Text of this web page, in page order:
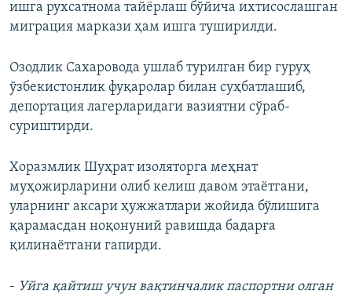
ишга рухсатнома тайёрлаш бўйича ихтисослашган
миграция маркази ҳам ишга туширилди.
Озодлик Сахаровода ушлаб турилган бир гуруҳ
ўзбекистонлик фуқаролар билан суҳбатлашиб,
депортация лагерларидаги вазиятни сўраб-
суриштирди.
Хоразмлик Шуҳрат изоляторга меҳнат
муҳожирларини олиб келиш давом этаётгани,
уларнинг аксари ҳужжатлари жойида бўлишига
қарамасдан ноқонуний равишда бадарға
қилинаётгани гапирди.
- Уйга қайтиш учун вақтинчалик паспортни олган